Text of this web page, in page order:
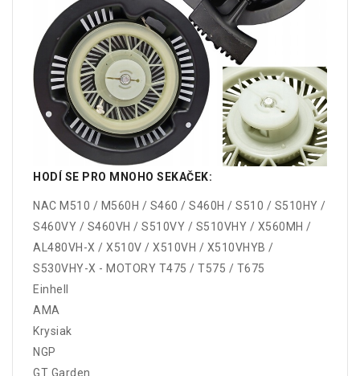
HODÍ SE PRO MNOHO SEKAČEK:
NAC M510 / M560H / S460 / S460H / S510 / S510HY /
S460VY / S460VH / S510VY / S510VHY / X560MH /
AL480VH-X / X510V / X510VH / X510VHYB /
S530VHY-X - MOTORY T475 / T575 / T675
Einhell
AMA
Krysiak
NGP
GT Garden